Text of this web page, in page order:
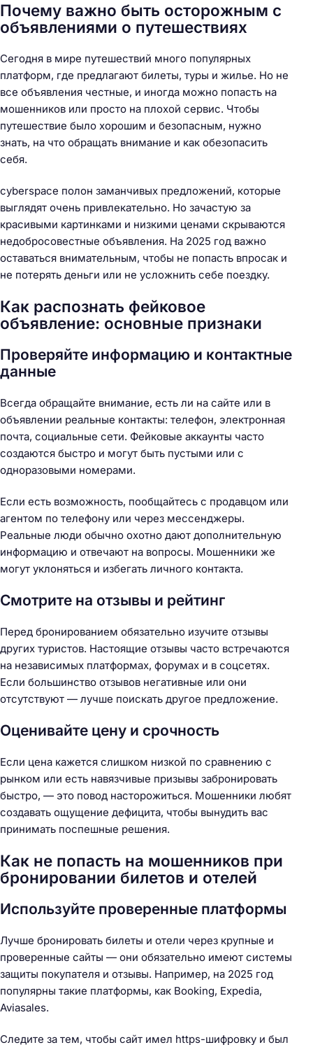
Почему важно быть осторожным с
объявлениями о путешествиях
Сегодня в мире путешествий много популярных
платформ, где предлагают билеты, туры и жилье. Но не
все объявления честные, и иногда можно попасть на
мошенников или просто на плохой сервис. Чтобы
путешествие было хорошим и безопасным, нужно
знать, на что обращать внимание и как обезопасить
себя.
cyberspace полон заманчивых предложений, которые
выглядят очень привлекательно. Но зачастую за
красивыми картинками и низкими ценами скрываются
недобросовестные объявления. На 2025 год важно
оставаться внимательным, чтобы не попасть впросак и
не потерять деньги или не усложнить себе поездку.
Как распознать фейковое
объявление: основные признаки
Проверяйте информацию и контактные
данные
Всегда обращайте внимание, есть ли на сайте или в
объявлении реальные контакты: телефон, электронная
почта, социальные сети. Фейковые аккаунты часто
создаются быстро и могут быть пустыми или с
одноразовыми номерами.
Если есть возможность, пообщайтесь с продавцом или
агентом по телефону или через мессенджеры.
Реальные люди обычно охотно дают дополнительную
информацию и отвечают на вопросы. Мошенники же
могут уклоняться и избегать личного контакта.
Смотрите на отзывы и рейтинг
Перед бронированием обязательно изучите отзывы
других туристов. Настоящие отзывы часто встречаются
на независимых платформах, форумах и в соцсетях.
Если большинство отзывов негативные или они
отсутствуют — лучше поискать другое предложение.
Оценивайте цену и срочность
Если цена кажется слишком низкой по сравнению с
рынком или есть навязчивые призывы забронировать
быстро, — это повод насторожиться. Мошенники любят
создавать ощущение дефицита, чтобы вынудить вас
принимать поспешные решения.
Как не попасть на мошенников при
бронировании билетов и отелей
Используйте проверенные платформы
Лучше бронировать билеты и отели через крупные и
проверенные сайты — они обязательно имеют системы
защиты покупателя и отзывы. Например, на 2025 год
популярны такие платформы, как Booking, Expedia,
Aviasales.
Следите за тем, чтобы сайт имел https-шифровку и был